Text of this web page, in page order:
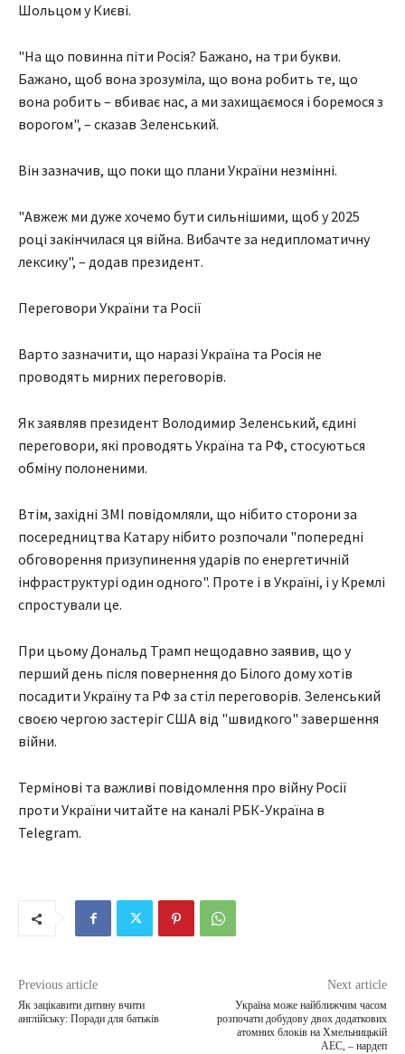
Шольцом у Києві.
"На що повинна піти Росія? Бажано, на три букви.
Бажано, щоб вона зрозуміла, що вона робить те, що
вона робить – вбиває нас, а ми захищаємося і боремося з
ворогом", – сказав Зеленський.
Він зазначив, що поки що плани України незмінні.
"Авжеж ми дуже хочемо бути сильнішими, щоб у 2025
році закінчилася ця війна. Вибачте за недипломатичну
лексику", – додав президент.
Переговори України та Росії
Варто зазначити, що наразі Україна та Росія не
проводять мирних переговорів.
Як заявляв президент Володимир Зеленський, єдині
переговори, які проводять Україна та РФ, стосуються
обміну полоненими.
Втім, західні ЗМІ повідомляли, що нібито сторони за
посередництва Катару нібито розпочали "попередні
обговорення призупинення ударів по енергетичній
інфраструктурі один одного". Проте і в Україні, і у Кремлі
спростували це.
При цьому Дональд Трамп нещодавно заявив, що у
перший день після повернення до Білого дому хотів
посадити Україну та РФ за стіл переговорів. Зеленський
своєю чергою застеріг США від "швидкого" завершення
війни.
Термінові та важливі повідомлення про війну Росії
проти України читайте на каналі РБК-Україна в
Telegram.
Previous article
Як зацікавити дитину вчити
англійську: Поради для батьків
Next article
Україна може найближчим часом
розпочати добудову двох додаткових
атомних блоків на Хмельницькій
АЕС, – нардеп